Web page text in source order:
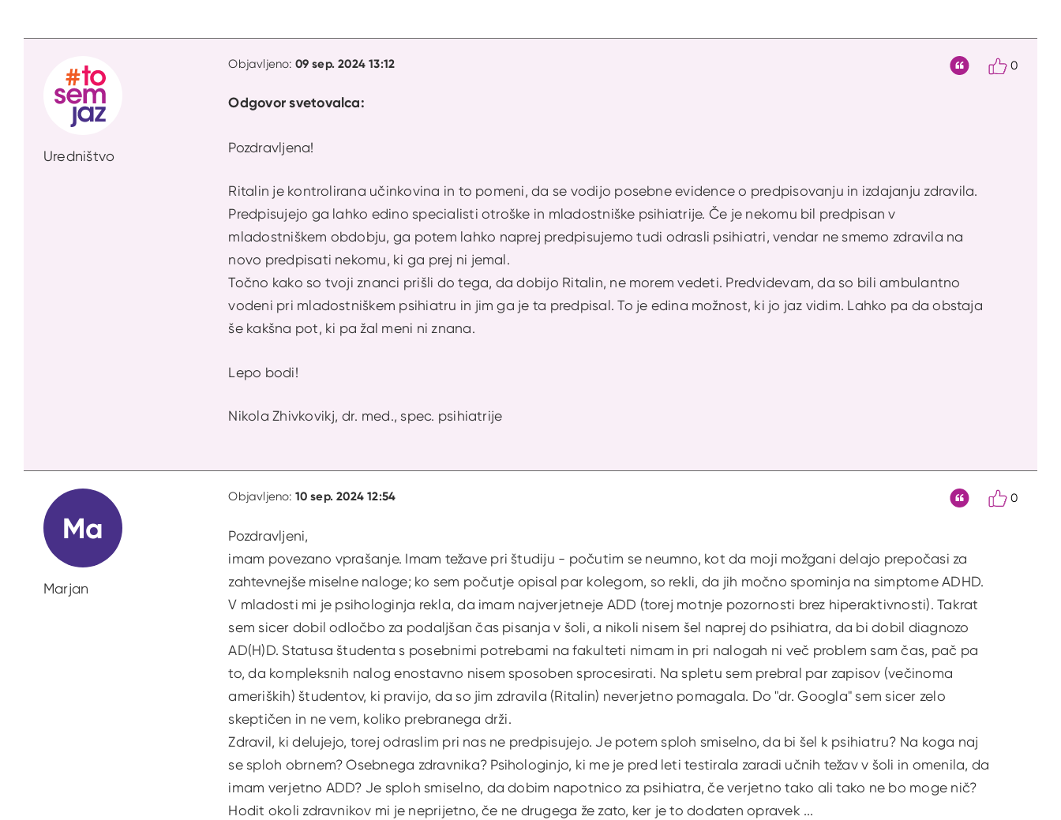
Uredništvo
Objavljeno: 09 sep. 2024 13:12
Odgovor svetovalca:
Pozdravljena!
Ritalin je kontrolirana učinkovina in to pomeni, da se vodijo posebne evidence o predpisovanju in izdajanju zdravila.
Predpisujejo ga lahko edino specialisti otroške in mladostniške psihiatrije. Če je nekomu bil predpisan v
mladostniškem obdobju, ga potem lahko naprej predpisujemo tudi odrasli psihiatri, vendar ne smemo zdravila na
novo predpisati nekomu, ki ga prej ni jemal.
Točno kako so tvoji znanci prišli do tega, da dobijo Ritalin, ne morem vedeti. Predvidevam, da so bili ambulantno
vodeni pri mladostniškem psihiatru in jim ga je ta predpisal. To je edina možnost, ki jo jaz vidim. Lahko pa da obstaja
še kakšna pot, ki pa žal meni ni znana.
Lepo bodi!
Nikola Zhivkovikj, dr. med., spec. psihiatrije
0
Ma
Marjan
Objavljeno: 10 sep. 2024 12:54
Pozdravljeni,
imam povezano vprašanje. Imam težave pri študiju - počutim se neumno, kot da moji možgani delajo prepočasi za
zahtevnejše miselne naloge; ko sem počutje opisal par kolegom, so rekli, da jih močno spominja na simptome ADHD.
V mladosti mi je psihologinja rekla, da imam najverjetneje ADD (torej motnje pozornosti brez hiperaktivnosti). Takrat
sem sicer dobil odločbo za podaljšan čas pisanja v šoli, a nikoli nisem šel naprej do psihiatra, da bi dobil diagnozo
AD(H)D. Statusa študenta s posebnimi potrebami na fakulteti nimam in pri nalogah ni več problem sam čas, pač pa
to, da kompleksnih nalog enostavno nisem sposoben sprocesirati. Na spletu sem prebral par zapisov (večinoma
ameriških) študentov, ki pravijo, da so jim zdravila (Ritalin) neverjetno pomagala. Do "dr. Googla" sem sicer zelo
skeptičen in ne vem, koliko prebranega drži.
Zdravil, ki delujejo, torej odraslim pri nas ne predpisujejo. Je potem sploh smiselno, da bi šel k psihiatru? Na koga naj
se sploh obrnem? Osebnega zdravnika? Psihologinjo, ki me je pred leti testirala zaradi učnih težav v šoli in omenila, da
imam verjetno ADD? Je sploh smiselno, da dobim napotnico za psihiatra, če verjetno tako ali tako ne bo moge nič?
Hodit okoli zdravnikov mi je neprijetno, če ne drugega že zato, ker je to dodaten opravek ...
0